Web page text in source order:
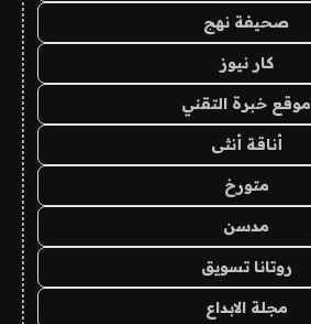
صحيفة نهج
كار نيوز
موقع خبرة التقني
أناقة أنثى
متورخ
مدسن
روتانا تسويق
مجلة الابداع